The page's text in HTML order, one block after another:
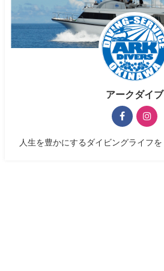
アークダイブ
人生を豊かにするダイビングライフを